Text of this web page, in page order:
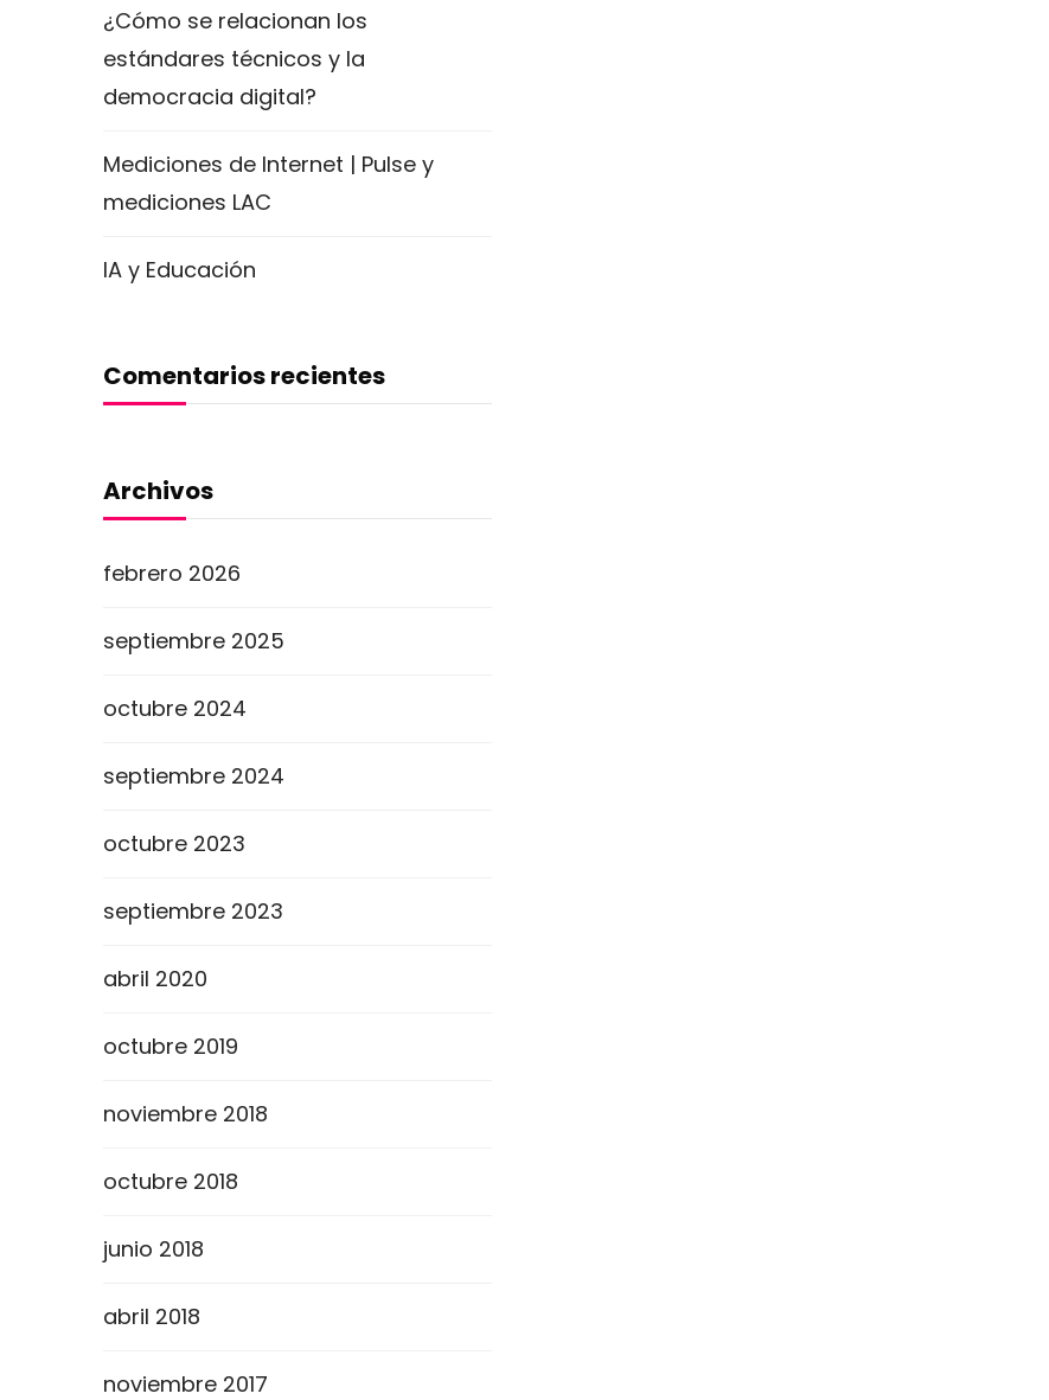
¿Cómo se relacionan los
estándares técnicos y la
democracia digital?
Mediciones de Internet | Pulse y
mediciones LAC
IA y Educación
Comentarios recientes
Archivos
febrero 2026
septiembre 2025
octubre 2024
septiembre 2024
octubre 2023
septiembre 2023
abril 2020
octubre 2019
noviembre 2018
octubre 2018
junio 2018
abril 2018
noviembre 2017